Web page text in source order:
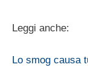
Leggi anche:
Lo smog causa